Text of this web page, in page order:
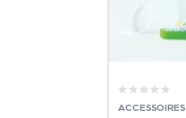
ACCESSOIRES